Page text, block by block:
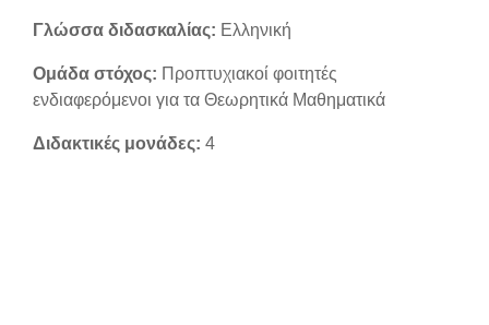
Γλώσσα διδασκαλίας: Ελληνική
Ομάδα στόχος: Προπτυχιακοί φοιτητές
ενδιαφερόμενοι για τα Θεωρητικά Μαθηματικά
Διδακτικές μονάδες: 4